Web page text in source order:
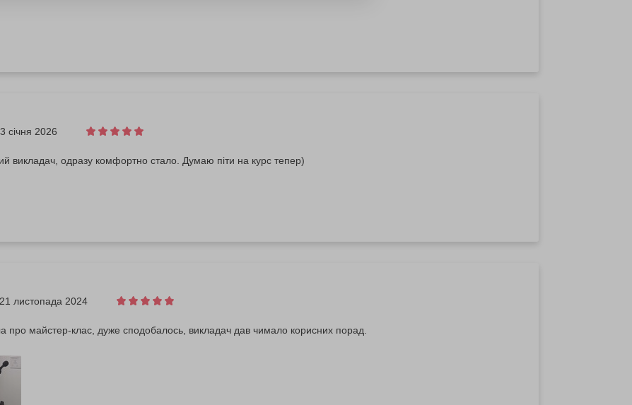
січня 2026
викладач, одразу комфортно стало. Думаю піти на курс тепер)
21 листопада 2024
про майстер-клас, дуже сподобалось, викладач дав чимало корисних порад.